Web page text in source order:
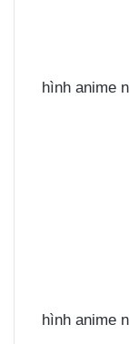
hình anime
hình anime